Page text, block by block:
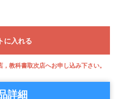
に入れる
教科書取次店へお申し込み下さい。
詳細